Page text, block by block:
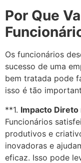
Por Que
Os funcionários
sucesso de uma
bem tratada pode
isso é tão
**1. Impacto
Funcionários
produtivos e
inovadoras e
eficaz. Isso pode